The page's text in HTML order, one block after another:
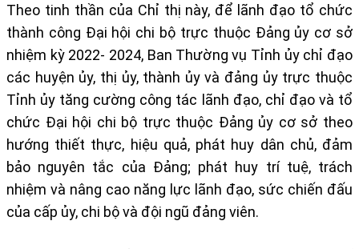
Theo tinh thần của Chỉ thị này, để lãnh đạo tổ chức
thành công Đại hội chi bộ trực thuộc Đảng ủy cơ sở
nhiệm kỳ 2022- 2024, Ban Thường vụ Tỉnh ủy chỉ đạo
các huyện ủy, thị ủy, thành ủy và đảng ủy trực thuộc
Tỉnh ủy tăng cường công tác lãnh đạo, chỉ đạo và tổ
chức Đại hội chi bộ trực thuộc Đảng ủy cơ sở theo
hướng thiết thực, hiệu quả, phát huy dân chủ, đảm
bảo nguyên tắc của Đảng; phát huy trí tuệ, trách
nhiệm và nâng cao năng lực lãnh đạo, sức chiến đấu
của cấp ủy, chi bộ và đội ngũ đảng viên.